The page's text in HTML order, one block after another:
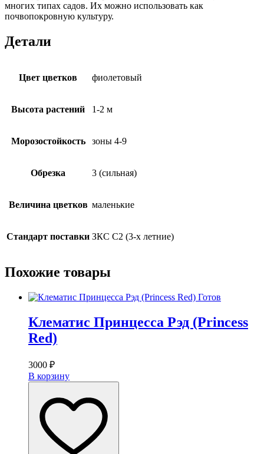
многих типах садов. Их можно использовать как
почвопокровную культуру.
Детали
Цвет цветков фиолетовый
Высота растений 1-2 м
Морозостойкость зоны 4-9
Обрезка 3 (сильная)
Величина цветков маленькие
Стандарт поставки ЗКС С2 (3-х летние)
Похожие товары
Готов
Клематис Принцесса Рэд (Princess
Red)
3000 ₽
В корзину